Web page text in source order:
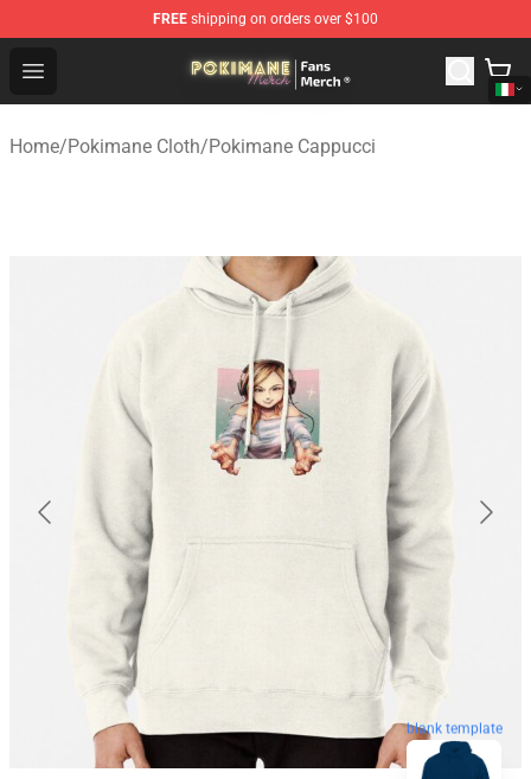
FREE shipping on orders over $100
Open menu
Pokimane Store - Official Pokimane Merchandise Shop
Home/Pokimane Cloth/Pokimane Cappucci
blank template